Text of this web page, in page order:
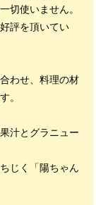
切使いません。
評を頂いてい
わせ、料理の材
。
汁とグラニュー
じく「陽ちゃん